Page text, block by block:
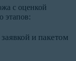
с оценкой
этапов:
и пакетом